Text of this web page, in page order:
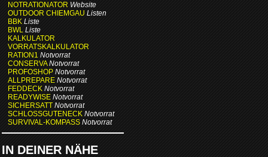
NOTRATIONATOR Website
OUTDOOR CHIEMGAU Listen
BBK Liste
BWL Liste
KALKULATOR
VORRATSKALKULATOR
RATION1 Notvorrat
CONSERVA Notvorrat
PROFOSHOP Notvorrat
ALLPREPARE Notvorrat
FEDDECK Notvorrat
READYWISE Notvorrat
SICHERSATT Notvorrat
SCHLOSSGUTENECK Notvorrat
SURVIVAL-KOMPASS Notvorrat
IN DEINER NÄHE